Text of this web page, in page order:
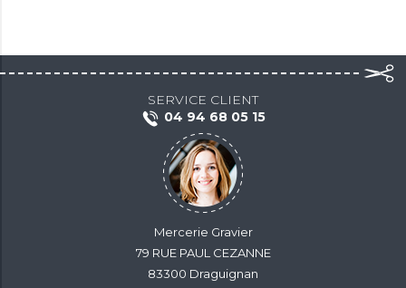
SERVICE CLIENT
04 94 68 05 15
Mercerie Gravier
79 RUE PAUL CEZANNE
83300 Draguignan